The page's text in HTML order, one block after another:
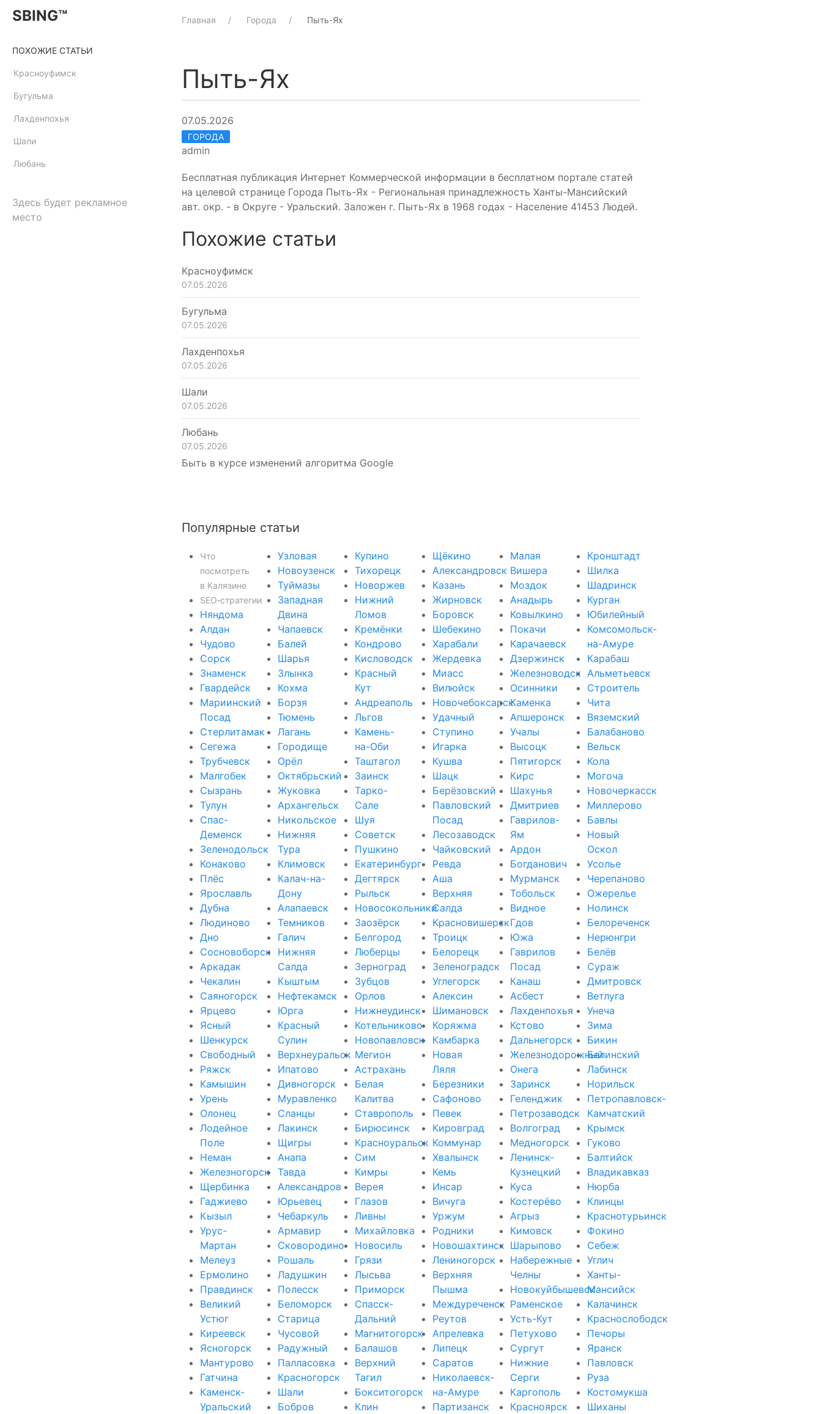
SBING™
ПОХОЖИЕ СТАТЬИ
Красноуфимск
Бугульма
Лахденпохья
Шали
Любань
Здесь будет рекламное
место
Главная Города Пыть-Ях
Пыть-Ях
07.05.2026
ГОРОДА
admin
Бесплатная публикация Интернет Коммерческой информации в бесплатном портале статей
на целевой странице Города Пыть-Ях - Региональная принадлежность Ханты-Мансийский
авт. окр. - в Округе - Уральский. Заложен г. Пыть-Ях в 1968 годах - Население 41453 Людей.
Похожие статьи
Красноуфимск
07.05.2026
Бугульма
07.05.2026
Лахденпохья
07.05.2026
Шали
07.05.2026
Любань
07.05.2026
Быть в курсе изменений алгоритма Google
Популярные статьи
Что
посмотреть
в Калязине
SEO‑стратегии
Няндома
Алдан
Чудово
Сорск
Знаменск
Гвардейск
Мариинский
Посад
Стерлитамак
Сегежа
Трубчевск
Малгобек
Сызрань
Тулун
Спас-
Деменск
Зеленодольск
Конаково
Плёс
Ярославль
Дубна
Людиново
Дно
Сосновоборск
Аркадак
Чекалин
Саяногорск
Ярцево
Ясный
Шенкурск
Свободный
Ряжск
Камышин
Урень
Олонец
Лодейное
Поле
Неман
Железногорск
Щербинка
Гаджиево
Кызыл
Урус-
Мартан
Мелеуз
Ермолино
Правдинск
Великий
Устюг
Киреевск
Ясногорск
Мантурово
Гатчина
Каменск-
Уральский
Узловая
Новоузенск
Туймазы
Западная
Двина
Чапаевск
Балей
Шарья
Злынка
Кохма
Борзя
Тюмень
Лагань
Городище
Орёл
Октябрьский
Жуковка
Архангельск
Никольское
Нижняя
Тура
Климовск
Калач-на-
Дону
Алапаевск
Темников
Галич
Нижняя
Салда
Кыштым
Нефтекамск
Юрга
Красный
Сулин
Верхнеуральск
Ипатово
Дивногорск
Муравленко
Сланцы
Лакинск
Щигры
Анапа
Тавда
Александров
Юрьевец
Чебаркуль
Армавир
Сковородино
Рошаль
Ладушкин
Полесск
Беломорск
Старица
Чусовой
Радужный
Палласовка
Красногорск
Шали
Бобров
Купино
Тихорецк
Новоржев
Нижний
Ломов
Кремёнки
Кондрово
Кисловодск
Красный
Кут
Андреаполь
Льгов
Камень-
на-Оби
Таштагол
Заинск
Тарко-
Сале
Шуя
Советск
Пушкино
Екатеринбург
Дегтярск
Рыльск
Новосокольники
Заозёрск
Белгород
Люберцы
Зерноград
Зубцов
Орлов
Нижнеудинск
Котельниково
Новопавловск
Мегион
Астрахань
Белая
Калитва
Ставрополь
Бирюсинск
Красноуральск
Сим
Кимры
Верея
Глазов
Ливны
Михайловка
Новосиль
Грязи
Лысьва
Приморск
Спасск-
Дальний
Магнитогорск
Балашов
Верхний
Тагил
Бокситогорск
Клин
Щёкино
Александровск
Казань
Жирновск
Боровск
Шебекино
Харабали
Жердевка
Миасс
Вилюйск
Новочебоксарск
Удачный
Ступино
Игарка
Кушва
Шацк
Берёзовский
Павловский
Посад
Лесозаводск
Чайковский
Ревда
Аша
Верхняя
Салда
Красновишерск
Троицк
Белорецк
Зеленоградск
Углегорск
Алексин
Шимановск
Коряжма
Камбарка
Новая
Ляля
Березники
Сафоново
Певек
Кировград
Коммунар
Хвалынск
Кемь
Инсар
Вичуга
Уржум
Родники
Новошахтинск
Лениногорск
Верхняя
Пышма
Междуреченск
Реутов
Апрелевка
Липецк
Саратов
Николаевск-
на-Амуре
Партизанск
Малая
Вишера
Моздок
Анадырь
Ковылкино
Покачи
Карачаевск
Дзержинск
Железноводск
Осинники
Каменка
Апшеронск
Учалы
Высоцк
Пятигорск
Кирс
Шахунья
Дмитриев
Гаврилов-
Ям
Ардон
Богданович
Мурманск
Тобольск
Видное
Гдов
Южа
Гаврилов
Посад
Канаш
Асбест
Лахденпохья
Кстово
Дальнегорск
Железнодорожный
Онега
Заринск
Геленджик
Петрозаводск
Волгоград
Медногорск
Ленинск-
Кузнецкий
Куса
Костерёво
Агрыз
Кимовск
Шарыпово
Набережные
Челны
Новокуйбышевск
Раменское
Усть-Кут
Петухово
Сургут
Нижние
Серги
Каргополь
Красноярск
Кронштадт
Шилка
Шадринск
Курган
Юбилейный
Комсомольск-
на-Амуре
Карабаш
Альметьевск
Строитель
Чита
Вяземский
Балабаново
Вельск
Кола
Могоча
Новочеркасск
Миллерово
Бавлы
Новый
Оскол
Усолье
Черепаново
Ожерелье
Нолинск
Белореченск
Нерюнгри
Белёв
Сураж
Дмитровск
Ветлуга
Унеча
Зима
Бикин
Белинский
Лабинск
Норильск
Петропавловск-
Камчатский
Крымск
Гуково
Балтийск
Владикавказ
Нюрба
Клинцы
Краснотурьинск
Фокино
Себеж
Углич
Ханты-
Мансийск
Калачинск
Краснослободск
Печоры
Яранск
Павловск
Руза
Костомукша
Шиханы